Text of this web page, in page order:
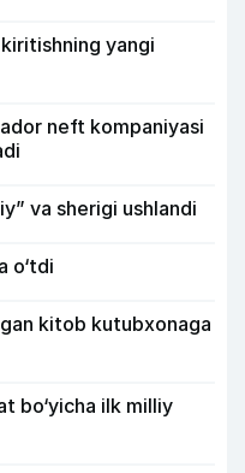
yangi
neft kompaniyasi
va sherigi ushlandi
o‘tdi
kitob kutubxonaga
bo‘yicha ilk milliy